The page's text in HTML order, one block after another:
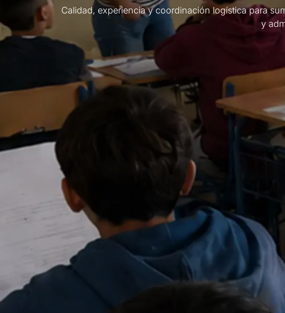
Calidad, experiencia y coordinación logística para
y